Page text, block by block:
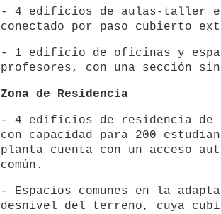
- 4 edificios de aulas-taller
conectado por paso cubierto
- 1 edificio de oficinas y
profesores, con una sección
Zona de Residencia
- 4 edificios de residencia de
con capacidad para 200
planta cuenta con un acceso
común.
- Espacios comunes en la
desnivel del terreno, cuya